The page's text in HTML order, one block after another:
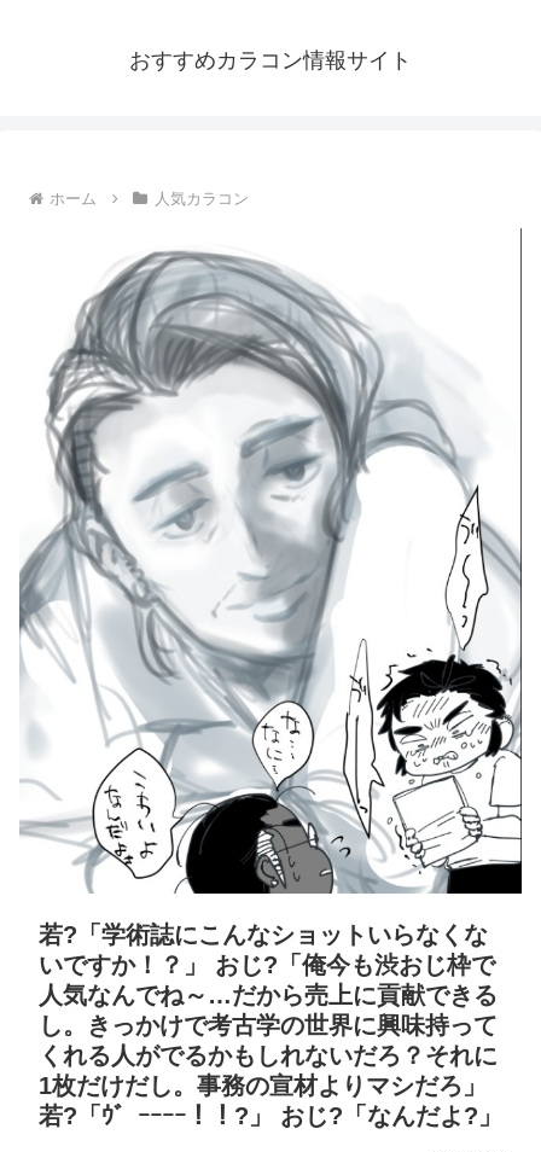
おすすめカラコン情報サイト
ホーム 人気カラコン
若?「学術誌にこんなショットいらなくな
いですか！？」 おじ?「俺今も渋おじ枠で
人気なんでね～…だから売上に貢献できる
し。きっかけで考古学の世界に興味持って
くれる人がでるかもしれないだろ？それに
1枚だけだし。事務の宣材よりマシだろ」
若?「ｳ゛ｰｰｰｰ！！?」 おじ?「なんだよ?」